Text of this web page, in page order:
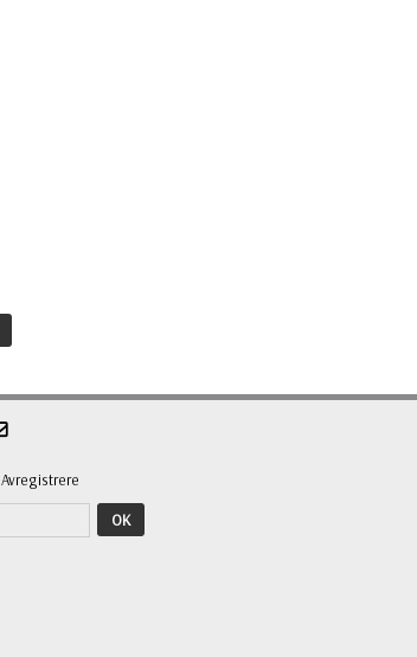
Avregistrere
OK